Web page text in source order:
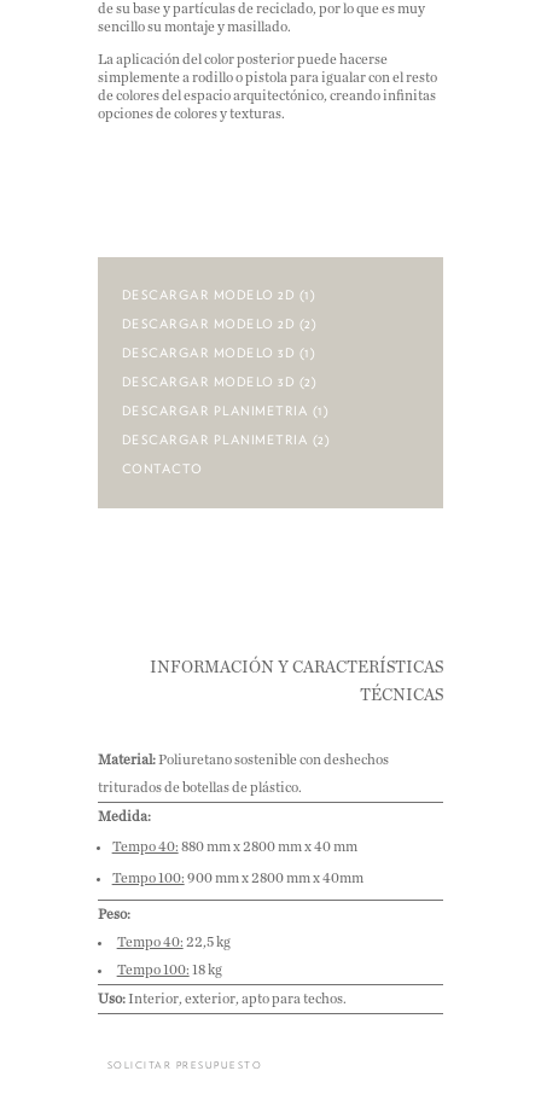
de su base y partículas de reciclado, por lo que es muy
sencillo su montaje y masillado.
La aplicación del color posterior puede hacerse
simplemente a rodillo o pistola para igualar con el resto
de colores del espacio arquitectónico, creando infinitas
opciones de colores y texturas.
DESCARGAR MODELO 2D (1)
DESCARGAR MODELO 2D (2)
DESCARGAR MODELO 3D (1)
DESCARGAR MODELO 3D (2)
DESCARGAR PLANIMETRIA (1)
DESCARGAR PLANIMETRIA (2)
CONTACTO
INFORMACIÓN Y CARACTERÍSTICAS
TÉCNICAS
Material:Poliuretano sostenible con deshechos
triturados de botellas de plástico.
Medida:
Tempo 40: 880 mm x 2800 mm x 40 mm
Tempo 100: 900 mm x 2800 mm x 40mm
Peso:
Tempo 40: 22,5 kg
Tempo 100: 18 kg
Uso:Interior, exterior, apto para techos.
SOLICITAR PRESUPUESTO